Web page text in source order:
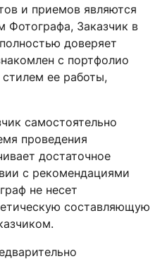
и приемов являются
Фотографа, Заказчик в
доверяет
с портфолио
стилем ее работы,
самостоятельно
проведения
достаточное
с рекомендациями
не несет
составляющую